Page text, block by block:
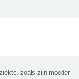
zoals zijn moeder